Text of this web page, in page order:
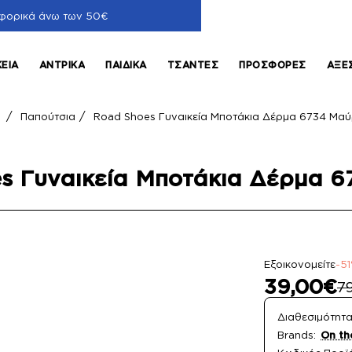
άνω των 50€
ΑΝΤΡΙΚΆ ΠΑΙΔΙΚΆ ΤΣΆΝΤΕΣ ΠΡΟΣΦΟΡΈΣ
Γυναικεία Μποτάκια Δέρμα
Παπούτσια Road Shoes Γυναικεία Μποτάκια Δέρμα 6734
Εξοικονομείτε-
39,00€
Brands: On